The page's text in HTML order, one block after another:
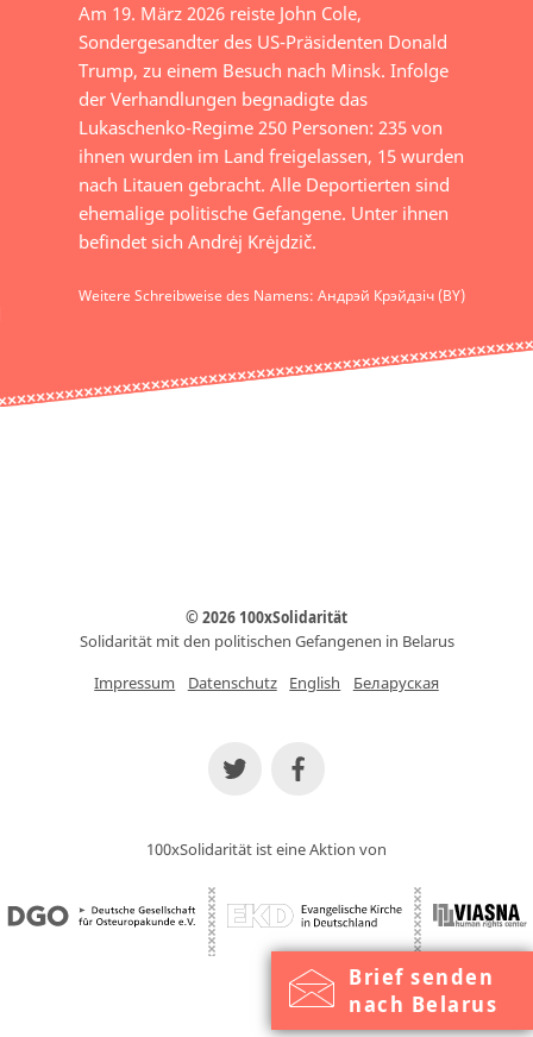
Brief senden
nach Belarus
Am 19. März 2026 reiste John Cole,
Sondergesandter des US-Präsidenten Donald
Trump, zu einem Besuch nach Minsk. Infolge
der Verhandlungen begnadigte das
Lukaschenko-Regime 250 Personen: 235 von
ihnen wurden im Land freigelassen, 15 wurden
nach Litauen gebracht. Alle Deportierten sind
ehemalige politische Gefangene. Unter ihnen
befindet sich Andrėj Krėjdzič.
Weitere Schreibweise des Namens: Андрэй Крэйдзіч (BY)
© 2026 100xSolidarität
Solidarität mit den politischen Gefangenen in Belarus
Impressum
Datenschutz English Беларуская
100xSolidarität ist eine Aktion von